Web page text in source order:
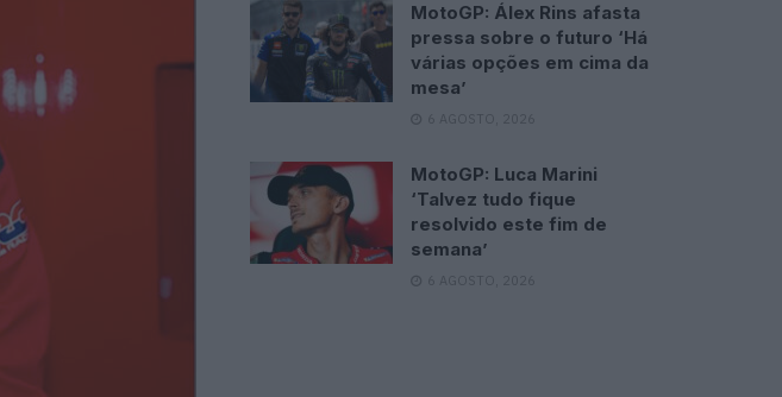
MotoGP: Álex Rins afasta
pressa sobre o futuro ‘Há
várias opções em cima da
mesa’
6 AGOSTO, 2026
MotoGP: Luca Marini
‘Talvez tudo fique
resolvido este fim de
semana’
6 AGOSTO, 2026